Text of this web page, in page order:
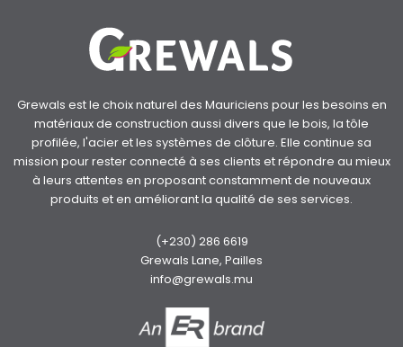
Grewals est le choix naturel des Mauriciens pour les besoins en
matériaux de construction aussi divers que le bois, la tôle
profilée, l'acier et les systèmes de clôture. Elle continue sa
mission pour rester connecté à ses clients et répondre au mieux
à leurs attentes en proposant constamment de nouveaux
produits et en améliorant la qualité de ses services.
(+230) 286 6619
Grewals Lane, Pailles
info@grewals.mu